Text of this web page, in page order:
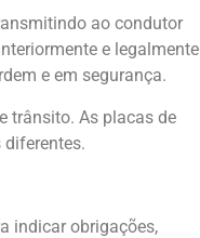
ao condutor
e legalmente
e em segurança.
trânsito. As placas de
indicar obrigações,